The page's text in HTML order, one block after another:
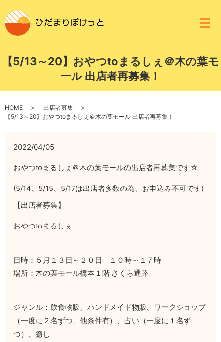
メ
【5/13～20】おやつtoまるしぇ＠木の葉モ
ール 出店者再募集！
HOME
出店者募集
【5/13～20】おやつtoまるしぇ＠木の葉モール 出店者再募集！
2022/04/05
おやつtoまるしぇ＠木の葉モールの出店者再募集です☆
(5/14、5/15、5/17は出店者多数の為、お申込み不可です)
【出店者募集】
おやつtoまるしぇ
日時：５月１３日～２０日 １０時～１７時
場所：木の葉モール橋本１階 さくら通路
ジャンル：飲食物販、ハンドメイド物販、ワークショップ
（一度に２名ずつ、他条件有）、占い（一度に１名ず
つ）、癒し